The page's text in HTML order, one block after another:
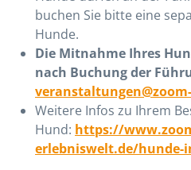
buchen Sie bitte eine
Hunde.
Die Mitnahme Ihres
nach Buchung der
Weitere Infos zu Ihrem
Hund: https://
erlebniswelt.de/hunde-